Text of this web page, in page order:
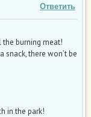
Ответить
the burning meat!
snack, there won’t be
in the park!